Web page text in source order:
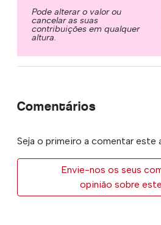
Pode alterar o valor ou
cancelar as suas
contribuições em qualquer
altura.
Comentários
Seja o primeiro a comentar este
Envie-nos os seus
opinião sobre